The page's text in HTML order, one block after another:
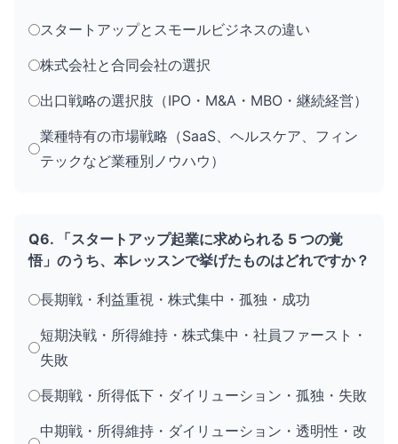
スタートアップとスモールビジネスの違い
株式会社と合同会社の選択
出口戦略の選択肢（IPO・M&A・MBO・継続経営）
業種特有の市場戦略（SaaS、ヘルスケア、フィン
テックなど業種別ノウハウ）
Q6. 「スタートアップ起業に求められる 5 つの覚
悟」のうち、本レッスンで挙げたものはどれですか？
長期戦・利益重視・株式集中・孤独・成功
短期決戦・所得維持・株式集中・社員ファースト・
失敗
長期戦・所得低下・ダイリューション・孤独・失敗
中期戦・所得維持・ダイリューション・透明性・改